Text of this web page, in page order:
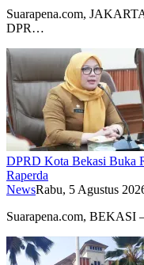
Suarapena.com,
DPR…
DPRD Kota Bekasi Buka
Raperda
NewsRabu, 5 Agustus
Suarapena.com, BEKASI